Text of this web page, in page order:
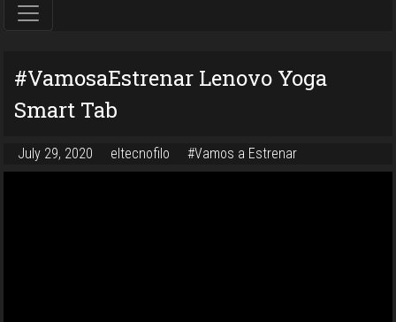
#VamosaEstrenar Lenovo Yoga
Smart Tab
July 29, 2020 eltecnofilo #Vamos a Estrenar